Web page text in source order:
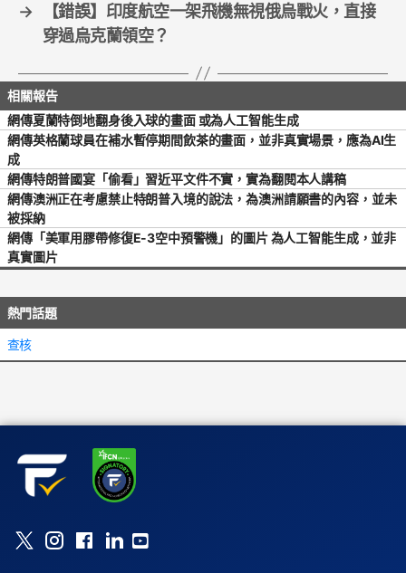
→
【錯誤】印度航空一架飛機無視俄烏戰火，直接
穿過烏克蘭領空？
網傳夏蘭特倒地翻身後入球的畫面 或為人工智能生成
網傳英格蘭球員在補水暫停期間飲茶的畫面，並非真實場景，應為AI生
成
網傳特朗普國宴「偷看」習近平文件不實，實為翻閱本人講稿
網傳澳洲正在考慮禁止特朗普入境的說法，為澳洲請願書的內容，並未
被採納
網傳「美軍用膠帶修復E-3空中預警機」的圖片 為人工智能生成，並非
真實圖片
熱門話題
查核